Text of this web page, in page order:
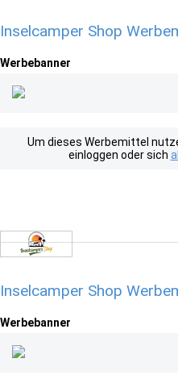
Inselcamper Shop
Werbebanner
Um dieses Werbemittel
einloggen oder sich
Inselcamper Shop
Werbebanner